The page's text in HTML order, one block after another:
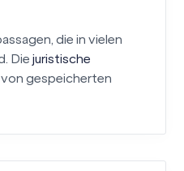
die in vielen
Diejuristische
gespeicherten